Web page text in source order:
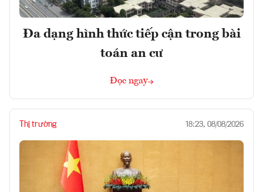
Đa dạng hình thức tiếp cận trong bài
toán an cư
Đọc ngay
Thị trường 18:23, 08/08/2026